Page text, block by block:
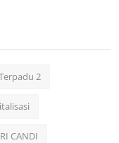
2
CANDI